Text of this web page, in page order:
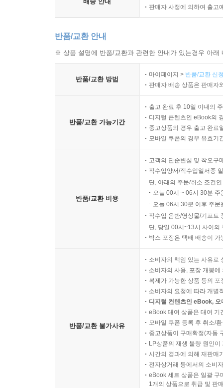
판매자 사정에 의하여 출고
반품/교환 안내
※ 상품 설명에 반품/교환과 관련한 안내가 있는경우 아
반품/교환 방법
마이페이지 > 반품/교환 신
판매자 배송 상품은 판매자
반품/교환 가능기간
출고 완료 후 10일 이내의
디지털 콘텐츠인 eBook의
중고상품의 경우 출고 완료
모바일 쿠폰의 경우 유효기
반품/교환 비용
고객의 단순변심 및 착오구
직수입양서/직수입일서중
단, 아래의 주문/취소 조건
오늘 00시 ~ 06시 30분
오늘 06시 30분 이후 주
직수입 음반/영상물/기프트
단, 당일 00시~13시 사이의
박스 포장은 택배 배송이
반품/교환 불가사유
소비자의 책임 있는 사유로
소비자의 사용, 포장 개봉
복제가 가능한 상품 등의
소비자의 요청에 따라 개별
디지털 컨텐츠인 eBook,
eBook 대여 상품은 대여 기
모바일 쿠폰 등록 후 취소/
중고상품이 구매확정(자동
LP상품의 재생 불량 원인
시간의 경과에 의해 재판매
전자상거래 등에서의 소비
eBook 세트 상품은 일괄 구
1개의 상품으로 취급 및 판